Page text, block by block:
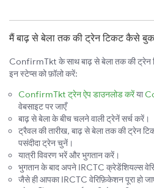
मैं बाढ़ से बेला तक की ट्रेन टिकट कैसे
ConfirmTkt के साथ बाढ़ से बेला तक की ट्रेन
इन स्टेप्स को फ़ॉलो करें:
ConfirmTkt ट्रेन ऐप डाउनलोड करेंया
वेबसाइट पर जाएँ
बाढ़ से बेला के बीच चलने वाली ट्रेनें सर्च करें।
ट्रैवल की तारीख, बाढ़ से बेला तक की ट्रेन
पसंदीदा ट्रेन चुनें।
यात्री विवरण भरें और भुगतान करें।
भुगतान के बाद अपने IRCTC क्रेडेंशियल्स
जैसे ही आपका IRCTC वेरिफ़िकेशन पूरा हो